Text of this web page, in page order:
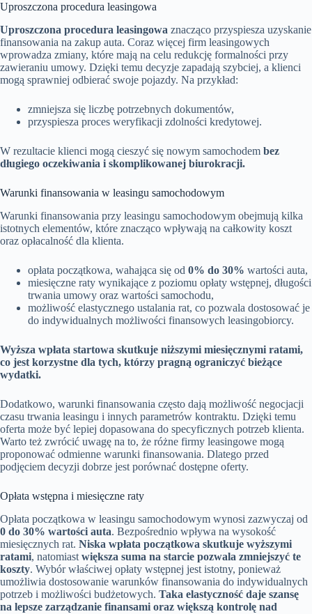
Uproszczona procedura leasingowa
Uproszczona procedura leasingowa znacząco przyspiesza uzyskanie
finansowania na zakup auta. Coraz więcej firm leasingowych
wprowadza zmiany, które mają na celu redukcję formalności przy
zawieraniu umowy. Dzięki temu decyzje zapadają szybciej, a klienci
mogą sprawniej odbierać swoje pojazdy. Na przykład:
zmniejsza się liczbę potrzebnych dokumentów,
przyspiesza proces weryfikacji zdolności kredytowej.
W rezultacie klienci mogą cieszyć się nowym samochodem bez
długiego oczekiwania i skomplikowanej biurokracji.
Warunki finansowania w leasingu samochodowym
Warunki finansowania przy leasingu samochodowym obejmują kilka
istotnych elementów, które znacząco wpływają na całkowity koszt
oraz opłacalność dla klienta.
opłata początkowa, wahająca się od 0% do 30% wartości auta,
miesięczne raty wynikające z poziomu opłaty wstępnej, długości
trwania umowy oraz wartości samochodu,
możliwość elastycznego ustalania rat, co pozwala dostosować je
do indywidualnych możliwości finansowych leasingobiorcy.
Wyższa wpłata startowa skutkuje niższymi miesięcznymi ratami,
co jest korzystne dla tych, którzy pragną ograniczyć bieżące
wydatki.
Dodatkowo, warunki finansowania często dają możliwość negocjacji
czasu trwania leasingu i innych parametrów kontraktu. Dzięki temu
oferta może być lepiej dopasowana do specyficznych potrzeb klienta.
Warto też zwrócić uwagę na to, że różne firmy leasingowe mogą
proponować odmienne warunki finansowania. Dlatego przed
podjęciem decyzji dobrze jest porównać dostępne oferty.
Opłata wstępna i miesięczne raty
Opłata początkowa w leasingu samochodowym wynosi zazwyczaj od
0 do 30% wartości auta. Bezpośrednio wpływa na wysokość
miesięcznych rat. Niska wpłata początkowa skutkuje wyższymi
ratami, natomiast większa suma na starcie pozwala zmniejszyć te
koszty. Wybór właściwej opłaty wstępnej jest istotny, ponieważ
umożliwia dostosowanie warunków finansowania do indywidualnych
potrzeb i możliwości budżetowych. Taka elastyczność daje szansę
na lepsze zarządzanie finansami oraz większą kontrolę nad